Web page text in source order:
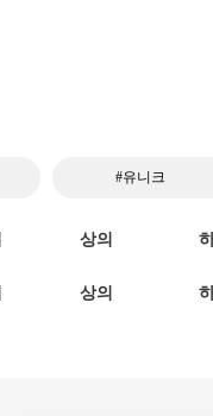
#유니크
상의
상의